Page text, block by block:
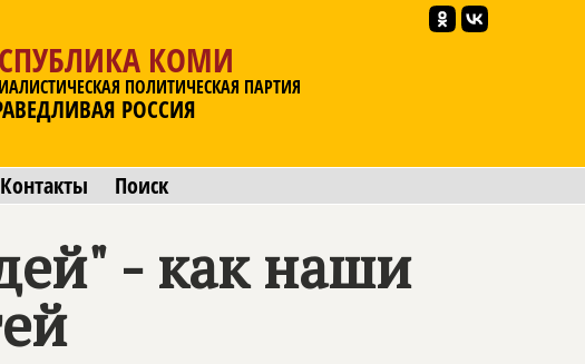
КОМИ
ПОЛИТИЧЕСКАЯ ПАРТИЯ
РОССИЯ
Контакты Поиск
- как наши